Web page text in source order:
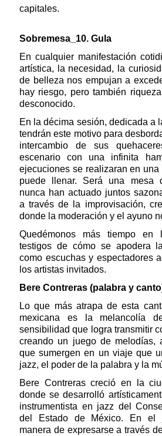
capitales.
Sobremesa_10. Gula
En cualquier manifestación
artística, la necesidad, la
de belleza nos empujan a
hay riesgo, pero también
desconocido.
En la décima sesión, dedicada a
tendrán este motivo para
intercambio de sus
escenario con una infinita
ejecuciones se realizaran en
puede llenar. Será una mesa
nunca han actuado juntos
a través de la improvisación,
donde la moderación y el ayuno
Quedémonos más tiempo
testigos de cómo se apodera
como escuchas y espectadores
los artistas invitados.
Bere Contreras (palabra y
Lo que más atrapa de esta
mexicana es la melancolía
sensibilidad que logra transmitir
creando un juego de melodías,
que sumergen en un viaje que
jazz, el poder de la palabra y la
Bere Contreras creció en la
donde se desarrolló
instrumentista en jazz del
del Estado de México. En el
manera de expresarse a través